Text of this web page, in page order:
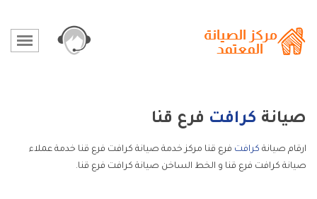
صيانة كرافت فرع قنا
ارقام صيانة كرافت فرع قنا مركز خدمة صيانة كرافت فرع قنا خدمة عملاء
صيانة كرافت فرع قنا و الخط الساخن صيانة كرافت فرع قنا.